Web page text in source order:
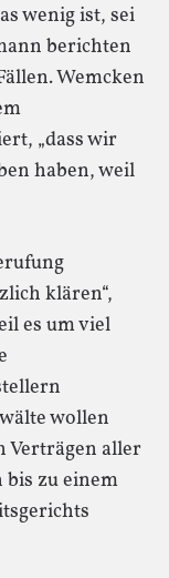
wenig ist, sei
berichten
Wemcken
„dass wir
haben, weil
klären“,
es um viel
wollen
Verträgen aller
bis zu einem